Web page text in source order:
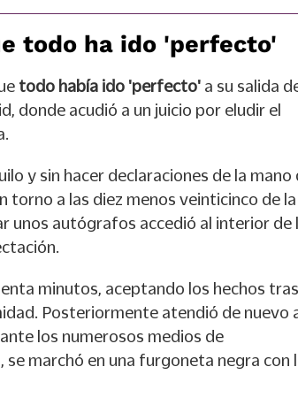
todo ha ido 'perfecto'
todo había ido 'perfecto' a su salida
donde acudió a un juicio por eludir el
y sin hacer declaraciones de la mano
torno a las diez menos veinticinco de la
unos autógrafos accedió al interior de
minutos, aceptando los hechos
Posteriormente atendió de nuevo
los numerosos medios de
se marchó en una furgoneta negra con